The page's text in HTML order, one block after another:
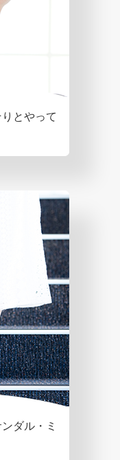
とやって
ダル・ミ